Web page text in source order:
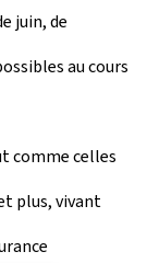
juin, de
au cours
comme celles
plus, vivant